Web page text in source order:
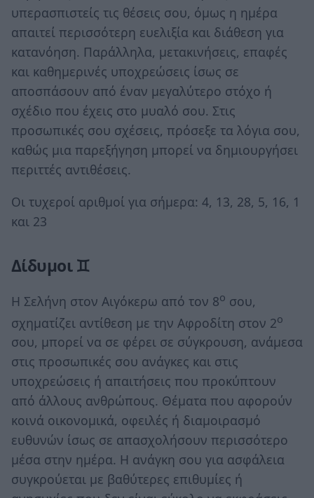
υπερασπιστείς τις θέσεις σου, όμως η ημέρα
απαιτεί περισσότερη ευελιξία και διάθεση για
κατανόηση. Παράλληλα, μετακινήσεις, επαφές
και καθημερινές υποχρεώσεις ίσως σε
αποσπάσουν από έναν μεγαλύτερο στόχο ή
σχέδιο που έχεις στο μυαλό σου. Στις
προσωπικές σου σχέσεις, πρόσεξε τα λόγια σου,
καθώς μια παρεξήγηση μπορεί να δημιουργήσει
περιττές αντιθέσεις.
Οι τυχεροί αριθμοί για σήμερα: 4, 13, 28, 5, 16, 1
και 23
Δίδυμοι ♊
Η Σελήνη στον Αιγόκερω από τον 8ο σου,
σχηματίζει αντίθεση με την Αφροδίτη στον 2ο
σου, μπορεί να σε φέρει σε σύγκρουση, ανάμεσα
στις προσωπικές σου ανάγκες και στις
υποχρεώσεις ή απαιτήσεις που προκύπτουν
από άλλους ανθρώπους. Θέματα που αφορούν
κοινά οικονομικά, οφειλές ή διαμοιρασμό
ευθυνών ίσως σε απασχολήσουν περισσότερο
μέσα στην ημέρα. Η ανάγκη σου για ασφάλεια
συγκρούεται με βαθύτερες επιθυμίες ή